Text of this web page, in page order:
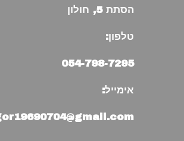
הסתת 5, חולון
טלפון:
054-798-7295
אימייל: